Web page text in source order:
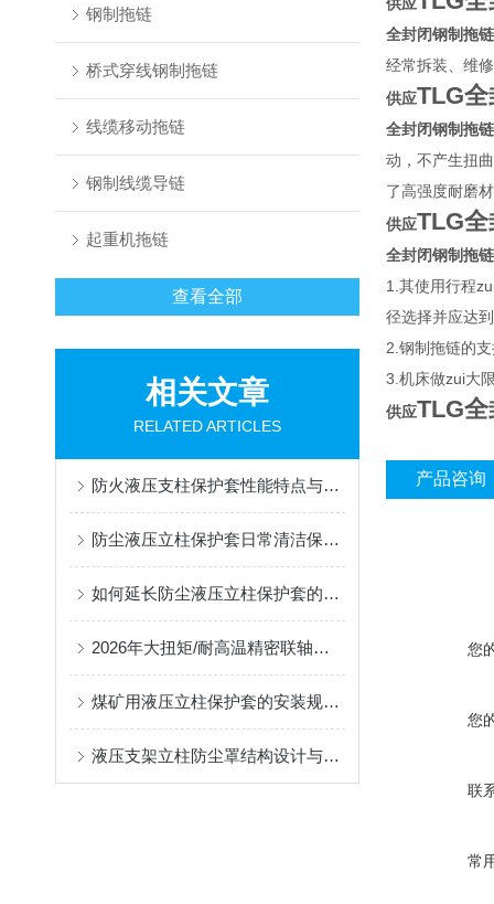
钢制拖链
桥式穿线钢制拖链
线缆移动拖链
钢制线缆导链
起重机拖链
查看全部
相关文章
RELATED ARTICLES
防火液压支柱保护套性能特点与阻燃防护应用
防尘液压立柱保护套日常清洁保养与更换规范
如何延长防尘液压立柱保护套的使用寿命？
2026年大扭矩/耐高温精密联轴器定制找哪家？能实现精准定制的优质厂家盘点
煤矿用液压立柱保护套的安装规范与使用寿命提升方案
液压支架立柱防尘罩结构设计与密封防护原理
全封闭钢制拖链
经常拆装、维
供应TLG
全封闭钢制拖链
动，不产生扭
了高强度耐磨
供应TLG
全封闭钢制拖链
1.其使用行程
径选择并应达
2.钢制拖链的
3.机床做zui大
供应TLG
产品咨询
您
您
联
常